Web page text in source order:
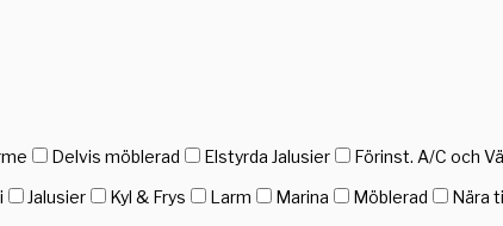
Delvis möblerad Elstyrda Jalusier Förinst. A/C och
Jalusier Kyl & Frys Larm Marina Möblerad Nära